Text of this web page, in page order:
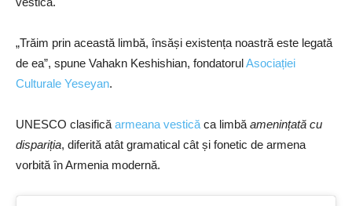
„Trăim prin această limbă, însăși existența noastră este legată
de ea”, spune Vahakn Keshishian, fondatorulAsociației
Culturale Yeseyan.
UNESCO clasificăarmeana vesticăca limbăamenințată cu
dispariția, diferită atât gramatical cât și fonetic de armena
vorbită în Armenia modernă.